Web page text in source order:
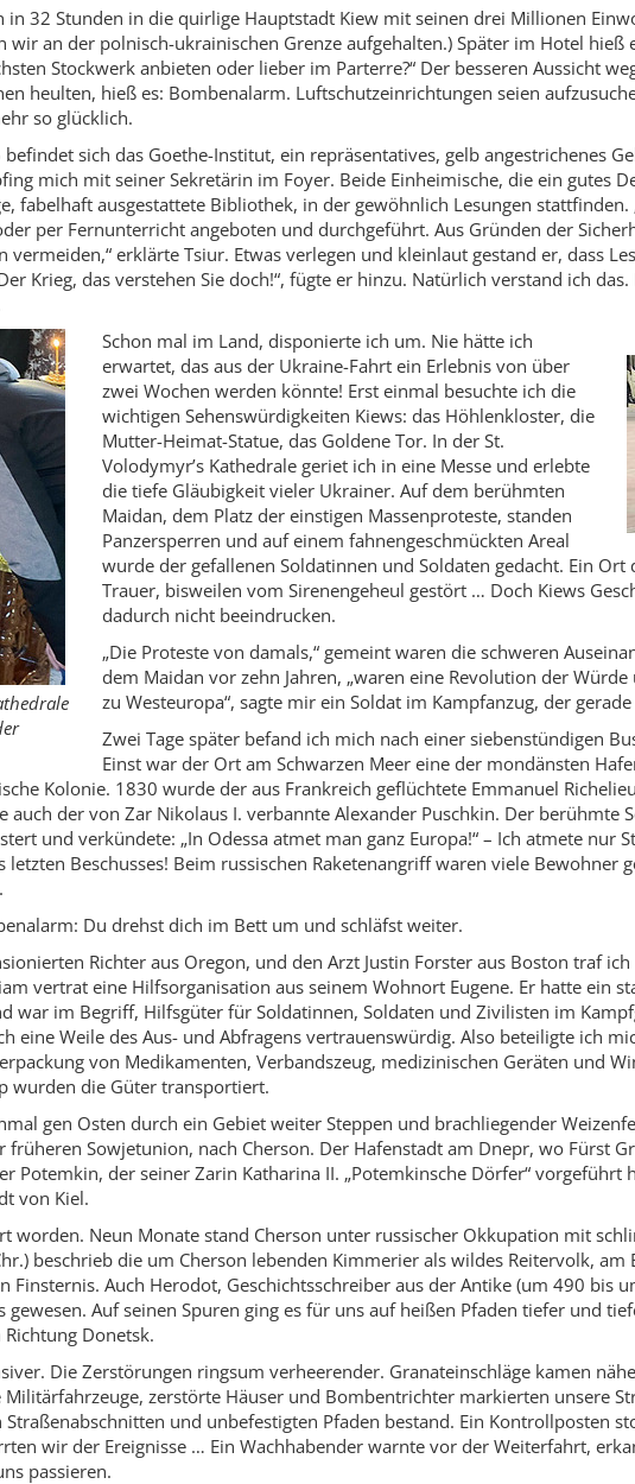
in 32 Stunden in die quirlige Hauptstadt Kiew mit seinen drei Millionen
wir an der polnisch-­ukrainischen Grenze aufgehalten.) Später im Hotel hieß
Stockwerk anbieten oder lieber im Parterre?“ Der besseren Aussicht
heulten, hieß es: Bombenalarm. Luftschutzeinrichtungen seien
so glücklich.
sich das Goethe-Institut, ein repräsentatives, gelb angestrichenes
mich mit seiner Sekretärin im Foyer. Beide Einheimische, die ein gutes
fabelhaft ausgestattete Bibliothek, in der gewöhnlich Lesungen stattfinden.
per Fernunterricht angeboten und durchgeführt. Aus Gründen der
vermeiden,“ erklärte Tsiur. Etwas verlegen und kleinlaut gestand er, dass
Krieg, das verstehen Sie doch!“, fügte er hinzu. Natürlich verstand ich
Schon mal im Land, disponierte ich um. Nie hätte ich
erwartet, das aus der Ukraine-Fahrt ein Erlebnis von über
zwei Wochen werden könnte! Erst einmal besuchte ich die
wichtigen Sehenswürdigkeiten Kiews: das Höhlenkloster, die
Mutter-Heimat-Statue, das Goldene Tor. In der St.
Volodymyr’s Kathe­drale geriet ich in eine Messe und erlebte
die tiefe Gläubigkeit vieler Ukrainer. Auf dem berühmten
Maidan, dem Platz der einstigen Massenproteste, standen
Panzersperren und auf einem fahnengeschmückten Areal
wurde der gefallenen Soldatinnen und Soldaten gedacht. Ein Ort
Trauer, bisweilen vom Sirenengeheul gestört … Doch Kiews
dadurch nicht beeindrucken.
„Die Proteste von damals,“ gemeint waren die schweren
dem Maidan vor zehn Jahren, „waren eine Revolution der
zu Westeuropa“, sagte mir ein Soldat im Kampfanzug, der
Zwei Tage später befand ich mich nach einer siebenstündigen
Einst war der Ort am Schwarzen Meer eine der mondänsten
Kolonie. 1830 wurde der aus Frankreich geflüchtete Emmanuel
auch der von Zar Nikolaus I. verbannte Alexander Puschkin. Der berühmte
und verkündete: „In Odessa atmet man ganz Europa!“ – Ich atmete nur
letzten Beschusses! Beim russischen Raketenangriff waren viele Bewohner
Du drehst dich im Bett um und schläfst weiter.
Richter aus Oregon, und den Arzt Justin Forster aus Boston traf
vertrat eine Hilfsorganisation aus seinem Wohnort Eugene. Er hatte ein
war im Begriff, Hilfsgüter für Soldatinnen, Soldaten und Zivilisten im
eine Weile des Aus- und Abfragens vertrauenswürdig. Also beteiligte ich
von Medikamenten, Verbandszeug, medizinischen Geräten und
wurden die Güter transportiert.
gen Osten durch ein Gebiet weiter Steppen und brachliegender
früheren Sowjetunion, nach Cherson. Der Hafenstadt am Dnepr, wo Fürst
Potemkin, der seiner Zarin Katharina II. „Potemkinsche Dörfer“ vorgeführt
von Kiel.
worden. Neun Monate stand Cherson unter russischer Okkupation mit
beschrieb die um Cherson lebenden Kimmerier als wildes Reitervolk, am
Finsternis. Auch Herodot, Geschichtsschreiber aus der Antike (um 490 bis
gewesen. Auf seinen Spuren ging es für uns auf heißen Pfaden tiefer und
Donetsk.
Die Zerstörungen ringsum verheerender. Granateinschläge kamen
Militärfahrzeuge, zerstörte Häuser und Bombentrichter markierten unsere
und unbefestigten Pfaden bestand. Ein Kontrollposten
wir der Ereignisse … Ein Wachhabender warnte vor der Weiterfahrt,
passieren.